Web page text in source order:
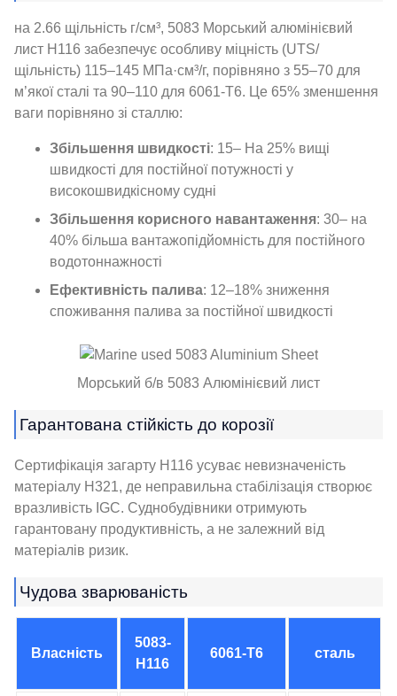
на 2.66 щільність г/см³, 5083 Морський алюмінієвий
лист H116 забезпечує особливу міцність (UTS/
щільність) 115–145 МПа·см³/г, порівняно з 55–70 для
м’якої сталі та 90–110 для 6061-T6. Це 65% зменшення
ваги порівняно зі сталлю:
Збільшення швидкості: 15– На 25% вищі
швидкості для постійної потужності у
високошвидкісному судні
Збільшення корисного навантаження: 30– на
40% більша вантажопідйомність для постійного
водотоннажності
Ефективність палива: 12–18% зниження
споживання палива за постійної швидкості
Морський б/в 5083 Алюмінієвий лист
Гарантована стійкість до корозії
Сертифікація загарту H116 усуває невизначеність
матеріалу H321, де неправильна стабілізація створює
вразливість IGC. Суднобудівники отримують
гарантовану продуктивність, а не залежний від
матеріалів ризик.
Чудова зварюваність
Власність
5083-
H116
6061-Т6 сталь